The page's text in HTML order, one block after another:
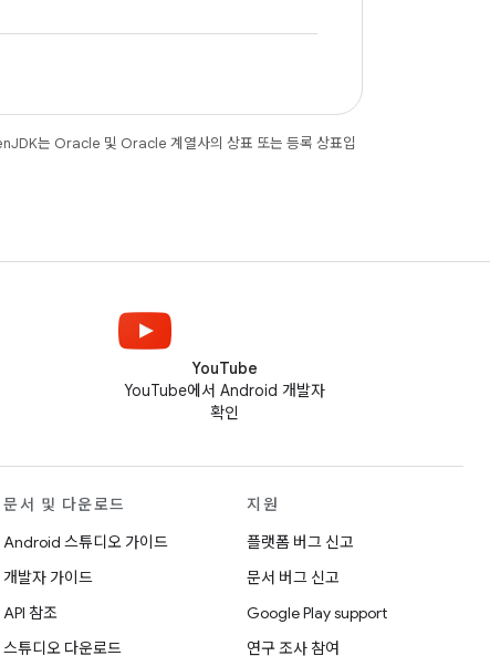
는 Oracle 및 Oracle 계열사의 상표 또는 등록 상표입
YouTube
YouTube에서 Android 개발자
확인
문서 및 다운로드
Android 스튜디오 가이드
개발자 가이드
API 참조
스튜디오 다운로드
지원
플랫폼 버그 신고
문서 버그 신고
Google Play support
연구 조사 참여